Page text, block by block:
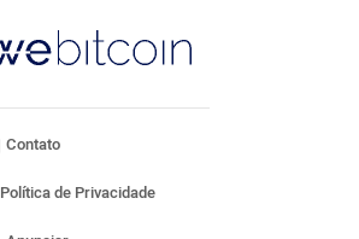
Contato
Política de Privacidade